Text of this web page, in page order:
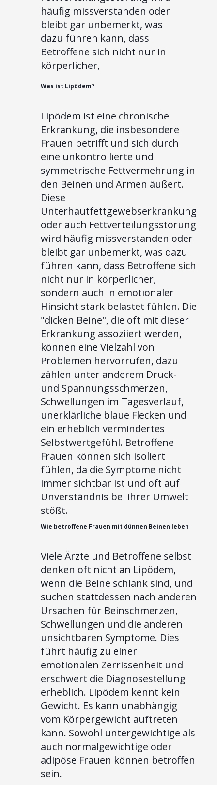
häufig missverstanden oder
bleibt gar unbemerkt, was
dazu führen kann, dass
Betroffene sich nicht nur in
körperlicher,
Was ist Lipödem?
Lipödem ist eine chronische
Erkrankung, die insbesondere
Frauen betrifft und sich durch
eine unkontrollierte und
symmetrische Fettvermehrung in
den Beinen und Armen äußert.
Diese
Unterhautfettgewebserkrankung
oder auch Fettverteilungsstörung
wird häufig missverstanden oder
bleibt gar unbemerkt, was dazu
führen kann, dass Betroffene sich
nicht nur in körperlicher,
sondern auch in emotionaler
Hinsicht stark belastet fühlen. Die
"dicken Beine", die oft mit dieser
Erkrankung assoziiert werden,
können eine Vielzahl von
Problemen hervorrufen, dazu
zählen unter anderem Druck-
und Spannungsschmerzen,
Schwellungen im Tagesverlauf,
unerklärliche blaue Flecken und
ein erheblich vermindertes
Selbstwertgefühl. Betroffene
Frauen können sich isoliert
fühlen, da die Symptome nicht
immer sichtbar ist und oft auf
Unverständnis bei ihrer Umwelt
stößt.
Wie betroffene Frauen mit dünnen Beinen leben
Viele Ärzte und Betroffene selbst
denken oft nicht an Lipödem,
wenn die Beine schlank sind, und
suchen stattdessen nach anderen
Ursachen für Beinschmerzen,
Schwellungen und die anderen
unsichtbaren Symptome. Dies
führt häufig zu einer
emotionalen Zerrissenheit und
erschwert die Diagnosestellung
erheblich. Lipödem kennt kein
Gewicht. Es kann unabhängig
vom Körpergewicht auftreten
kann. Sowohl untergewichtige als
auch normalgewichtige oder
adipöse Frauen können betroffen
sein.